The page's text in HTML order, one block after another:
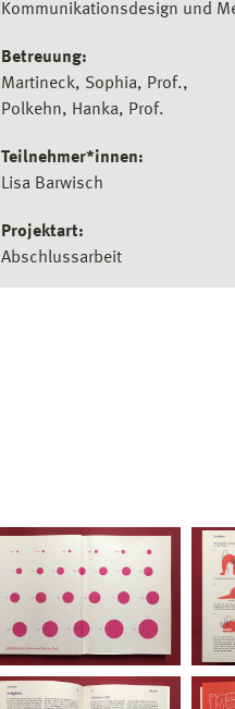
Kommunikationsdesign und
Betreuung:
Martineck, Sophia, Prof.
Polkehn, Hanka, Prof.
Teilnehmer*innen:
Lisa Barwisch
Projektart:
Abschlussarbeit